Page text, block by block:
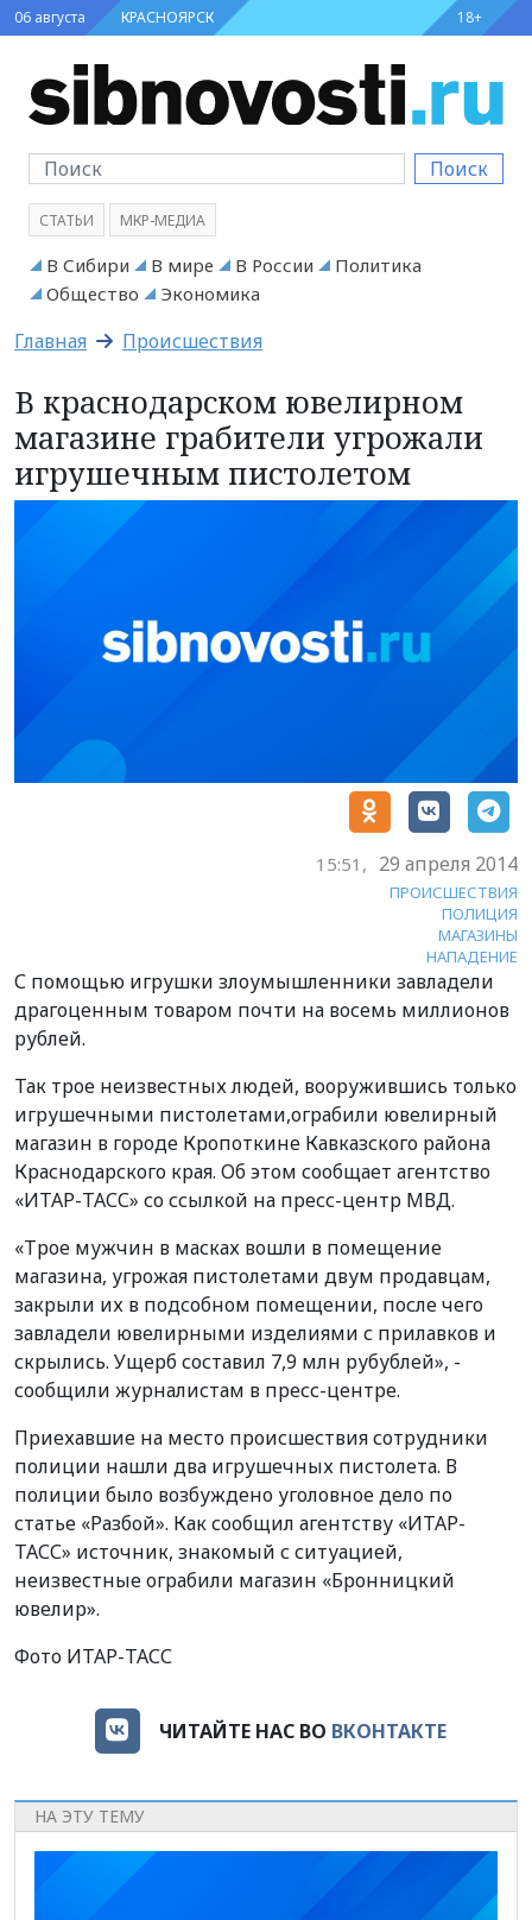
06 августа КРАСНОЯРСК 18+
Поиск
СТАТЬИ МКР-МЕДИА
В Сибири В мире В России
Политика
Общество
Экономика
Главная Происшествия
В краснодарском ювелирном
магазине грабители угрожали
игрушечным пистолетом
15:51, 29 апреля 2014
ПРОИСШЕСТВИЯ
ПОЛИЦИЯ
МАГАЗИНЫ
НАПАДЕНИЕ
С помощью игрушки злоумышленники завладели
драгоценным товаром почти на восемь миллионов
рублей.
Так трое неизвестных людей, вооружившись только
игрушечными пистолетами,ограбили ювелирный
магазин в городе Кропоткине Кавказского района
Краснодарского края. Об этом сообщает агентство
«ИТАР-ТАСС» со ссылкой на пресс-центр МВД.
«Трое мужчин в масках вошли в помещение
магазина, угрожая пистолетами двум продавцам,
закрыли их в подсобном помещении, после чего
завладели ювелирными изделиями с прилавков и
скрылись. Ущерб составил 7,9 млн рубублей», -
сообщили журналистам в пресс-центре.
Приехавшие на место происшествия сотрудники
полиции нашли два игрушечных пистолета. В
полиции было возбуждено уголовное дело по
статье «Разбой». Как сообщил агентству «ИТАР-
ТАСС» источник, знакомый с ситуацией,
неизвестные ограбили магазин «Бронницкий
ювелир».
Фото ИТАР-ТАСС
ЧИТАЙТЕ НАС ВО ВКОНТАКТЕ
НА ЭТУ ТЕМУ